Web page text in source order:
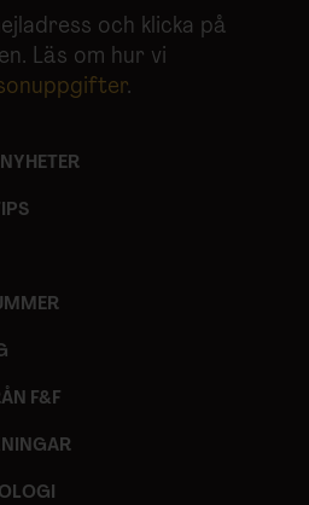
och klicka på
Läs om hur vi
.
F&F